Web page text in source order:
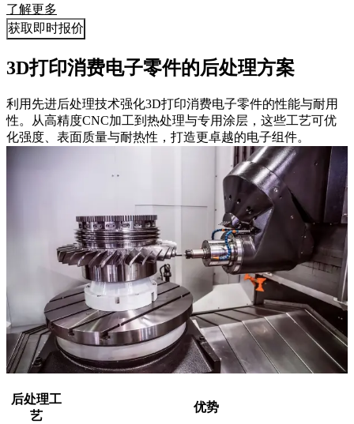
了解更多
获取即时报价
3D打印消费电子零件的后处理方案
利用先进后处理技术强化3D打印消费电子零件的性能与耐用
性。从高精度CNC加工到热处理与专用涂层，这些工艺可优
化强度、表面质量与耐热性，打造更卓越的电子组件。
后处理工
艺
优势